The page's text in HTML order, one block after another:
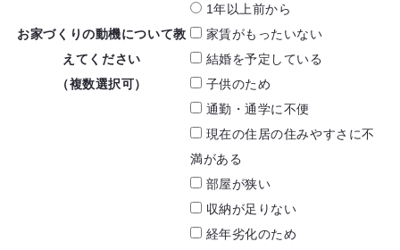
1年以上前から
お家づくりの動機について教
えてください
（複数選択可）
家賃がもったいない
結婚を予定している
子供のため
通勤・通学に不便
現在の住居の住みやすさに不
満がある
部屋が狭い
収納が足りない
経年劣化のため